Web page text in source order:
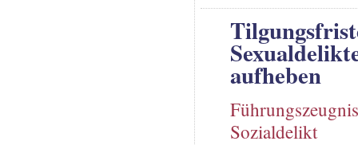
aufheben
Führungszeugnis
Sozialdelikt